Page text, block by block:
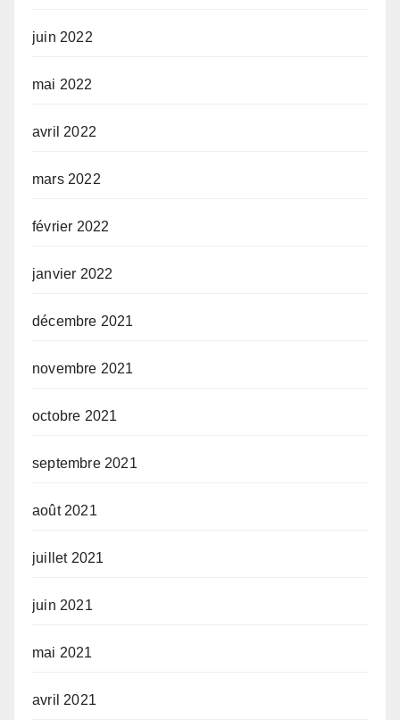
juin 2022
mai 2022
avril 2022
mars 2022
février 2022
janvier 2022
décembre 2021
novembre 2021
octobre 2021
septembre 2021
août 2021
juillet 2021
juin 2021
mai 2021
avril 2021